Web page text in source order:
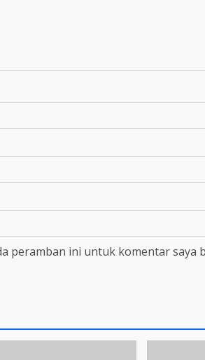
peramban ini untuk komentar saya